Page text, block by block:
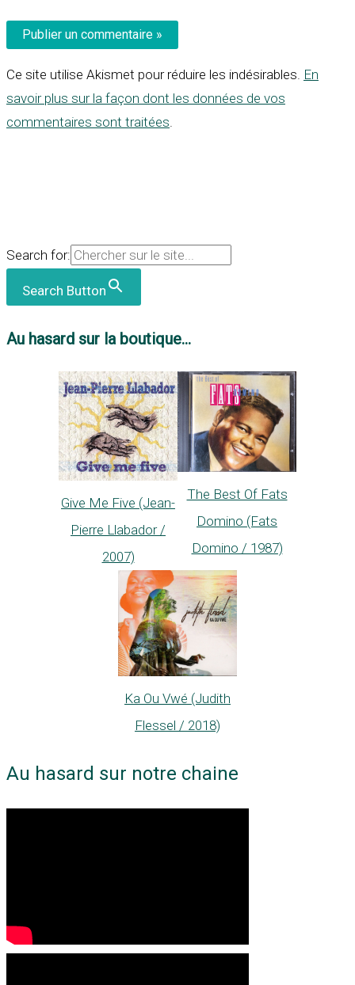
Ce site utilise Akismet pour réduire les indésirables. En
savoir plus sur la façon dont les données de vos
commentaires sont traitées.
Search for:
Search Button
Au hasard sur la boutique...
Give Me Five (Jean-
Pierre Llabador /
2007)
The Best Of Fats
Domino (Fats
Domino / 1987)
Ka Ou Vwé (Judith
Flessel / 2018)
Au hasard sur notre chaine